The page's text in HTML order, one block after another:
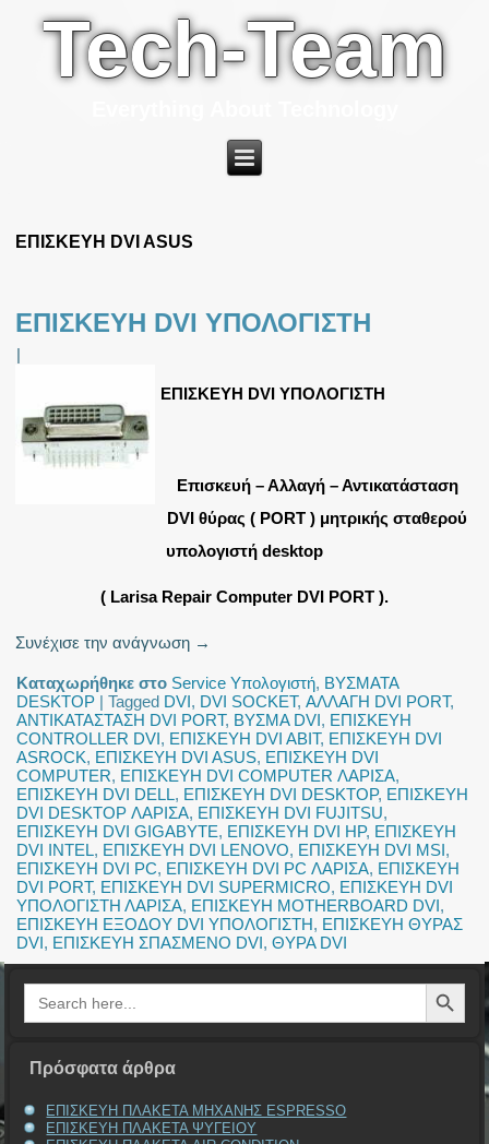
Tech-Team
ΕΠΙΣΚΕΥΗ DVI ASUS
ΕΠΙΣΚΕΥΗ DVI ΥΠΟΛΟΓΙΣΤΗ
|
ΕΠΙΣΚΕΥΗ DVI ΥΠΟΛΟΓΙΣΤΗ
Επισκευή – Αλλαγή – Αντικατάσταση
DVI θύρας ( PORT ) μητρικής σταθερού
υπολογιστή desktop
( Larisa Repair Computer DVI PORT ).
Συνέχισε την ανάγνωση →
Καταχωρήθηκε στο Service Υπολογιστή, ΒΥΣΜΑΤΑ
DESKTOP |Tagged DVI, DVI SOCKET,ΑΛΛΑΓΗ DVI PORT,
ΑΝΤΙΚΑΤΑΣΤΑΣΗ DVI PORT, ΒΥΣΜΑ DVI, ΕΠΙΣΚΕΥΗ
CONTROLLER DVI, ΕΠΙΣΚΕΥΗ DVI ABIT, ΕΠΙΣΚΕΥΗ DVI
ASROCK, ΕΠΙΣΚΕΥΗ DVI ASUS, ΕΠΙΣΚΕΥΗ DVI
COMPUTER, ΕΠΙΣΚΕΥΗ DVI COMPUTER ΛΑΡΙΣΑ,
ΕΠΙΣΚΕΥΗ DVI DELL, ΕΠΙΣΚΕΥΗ DVI DESKTOP, ΕΠΙΣΚΕΥΗ
DVI DESKTOP ΛΑΡΙΣΑ, ΕΠΙΣΚΕΥΗ DVI FUJITSU,
ΕΠΙΣΚΕΥΗ DVI GIGABYTE, ΕΠΙΣΚΕΥΗ DVI HP, ΕΠΙΣΚΕΥΗ
DVI INTEL, ΕΠΙΣΚΕΥΗ DVI LENOVO, ΕΠΙΣΚΕΥΗ DVI MSI,
ΕΠΙΣΚΕΥΗ DVI PC, ΕΠΙΣΚΕΥΗ DVI PC ΛΑΡΙΣΑ, ΕΠΙΣΚΕΥΗ
DVI PORT, ΕΠΙΣΚΕΥΗ DVI SUPERMICRO, ΕΠΙΣΚΕΥΗ DVI
ΥΠΟΛΟΓΙΣΤΗ ΛΑΡΙΣΑ, ΕΠΙΣΚΕΥΗ MOTHERBOARD DVI,
ΕΠΙΣΚΕΥΗ ΕΞΟΔΟΥ DVI ΥΠΟΛΟΓΙΣΤΗ, ΕΠΙΣΚΕΥΗ ΘΥΡΑΣ
DVI, ΕΠΙΣΚΕΥΗ ΣΠΑΣΜΕΝΟ DVI,ΘΥΡΑ DVI
Search
for:
Search Button
Πρόσφατα άρθρα
ΕΠΙΣΚΕΥΗ ΠΛΑΚΕΤΑ ΜΗΧΑΝΗΣ ESPRESSO
ΕΠΙΣΚΕΥΗ ΠΛΑΚΕΤΑ ΨΥΓΕΙΟΥ